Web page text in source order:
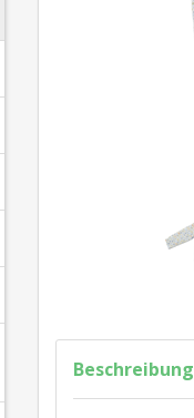
Beschreibung